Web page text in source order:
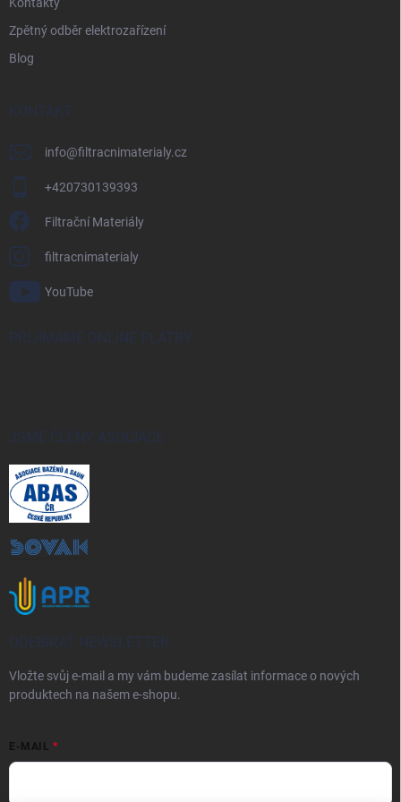
Zpětný odběr elektrozařízení
Blog
KONTAKT
info@filtracnimaterialy.cz
+420730139393
Filtrační Materiály
filtracnimaterialy
YouTube
PŘIJÍMÁME ONLINE PLATBY
JSME ČLENY ASOCIACE
ODEBÍRAT NEWSLETTER
Vložte svůj e-mail a my vám budeme zasílat informace o nových
produktech na našem e-shopu.
E-MAIL